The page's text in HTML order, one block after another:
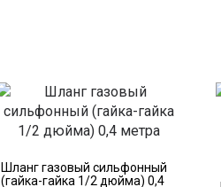
Шланг газовый сильфонный
(гайка-гайка 1/2 дюйма) 0,4